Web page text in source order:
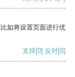
如将设置页面进行优
支持[0] 反对[0]